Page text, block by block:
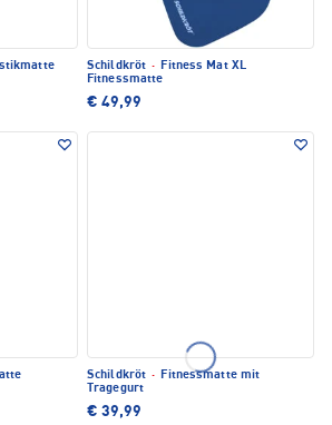
Schildkröt · Fitness Mat XL
Fitnessmatte
€ 49,99
Schildkröt · Fitnessmatte mit
Tragegurt
€ 39,99